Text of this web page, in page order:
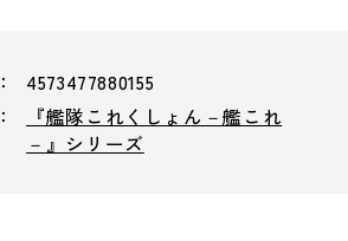
4573477880155
『艦隊これくしょん－艦これ
－』シリーズ